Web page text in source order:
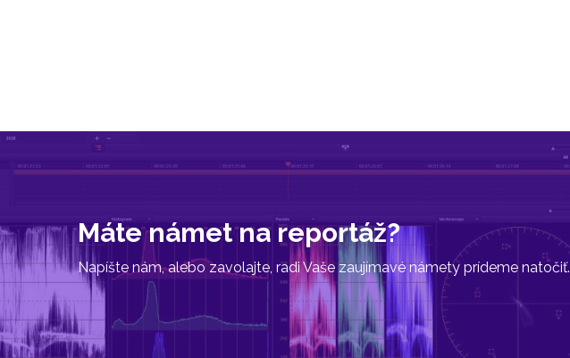
Máte námet na reportáž?
Napíšte nám, alebo zavolajte, radi Vaše zaujímavé námety prídeme natočiť.